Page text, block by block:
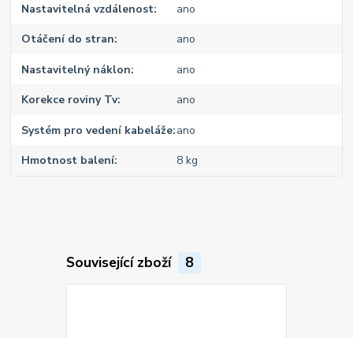
Nastavitelná vzdálenost ano
Otáčení do stran ano
Nastavitelný náklon ano
Korekce roviny Tv ano
Systém pro vedení kabeláže ano
Hmotnost balení 8 kg
Související zboží 8